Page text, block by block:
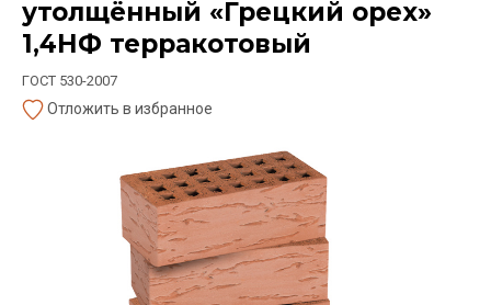
Дилеры
Недвижимость
Мероприятия при НМУ
утолщённый «Грецкий орех»
1,4НФ терракотовый
ГОСТ 530-2007
Отложить в избранное